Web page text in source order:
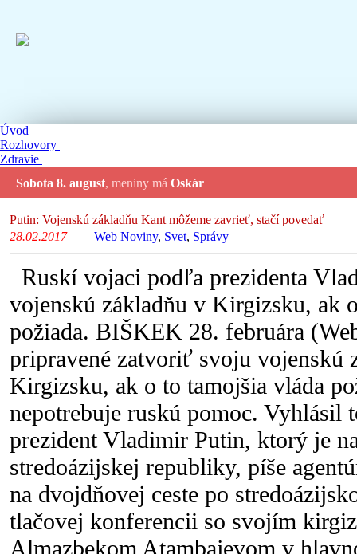
Úvod
Rozhovory
Zdravie
Sobota 8. august, meniny má Oskár
Putin: Vojenskú základňu Kant môžeme zavrieť, stačí povedať
28.02.2017
Web Noviny, Svet, Správy
Ruskí vojaci podľa prezidenta
vojenskú základňu v Kirgizsku, ak
požiada. BIŠKEK 28. februára
pripravené zatvoriť svoju vojenskú
Kirgizsku, ak o to tamojšia vláda
nepotrebuje ruskú pomoc. Vyhlásil
prezident Vladimir Putin, ktorý je
stredoázijskej republiky, píše
na dvojdňovej ceste po
tlačovej konferencii so svojím
Almazbekom Atambajevom v